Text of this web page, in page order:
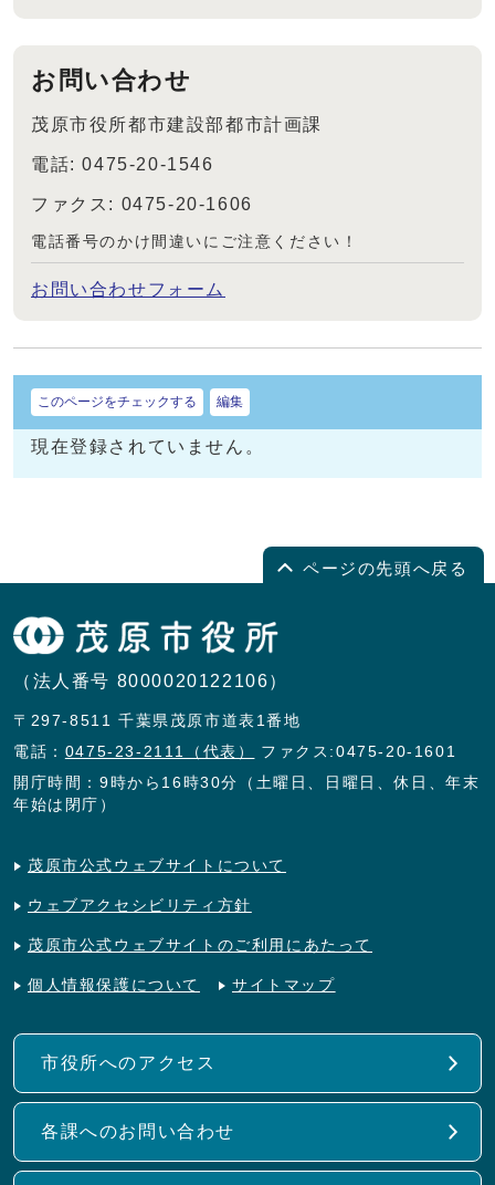
お問い合わせ
茂原市役所都市建設部都市計画課
電話: 0475-20-1546
ファクス: 0475-20-1606
電話番号のかけ間違いにご注意ください！
お問い合わせフォーム
このページをチェックする 編集
現在登録されていません。
ページの先頭へ戻る
（法人番号 8000020122106）
〒297-8511 千葉県茂原市道表1番地
電話： 0475-23-2111（代表）
ファクス:0475-20-1601
開庁時間：9時から16時30分（土曜日、日曜日、休日、年末
年始は閉庁）
茂原市公式ウェブサイトについて
ウェブアクセシビリティ方針
茂原市公式ウェブサイトのご利用にあたって
個人情報保護について サイトマップ
市役所へのアクセス
各課へのお問い合わせ